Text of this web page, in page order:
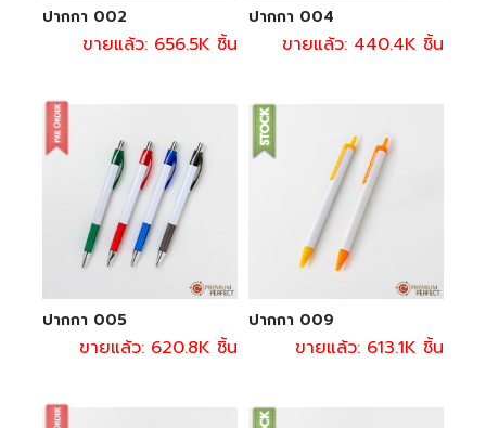
ปากกา 002
ขายแล้ว: 656.5K ชิ้น
ปากกา 004
ขายแล้ว: 440.4K ชิ้น
ปากกา 005
ขายแล้ว: 620.8K ชิ้น
ปากกา 009
ขายแล้ว: 613.1K ชิ้น